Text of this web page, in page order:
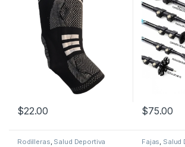
$22.00
Este producto tiene múltiples variantes.
$75.00
Rodilleras Salud Deportiva Fajas Salud